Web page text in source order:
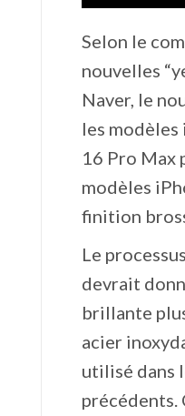
Selon le
nouvelles
Naver, le
les
16 Pro‌ Max
modèles
finition
Le
devrait
brillante
acier
utilisé dans
précédents.